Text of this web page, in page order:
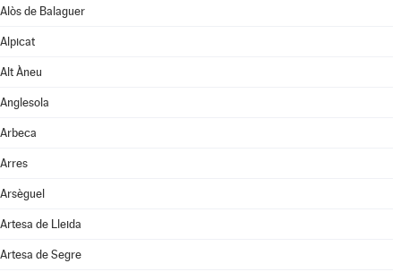
Alòs de Balaguer
Alpicat
Alt Àneu
Anglesola
Arbeca
Arres
Arsèguel
Artesa de Lleida
Artesa de Segre